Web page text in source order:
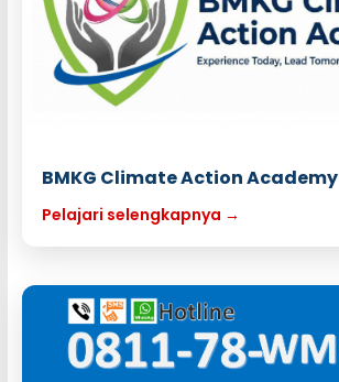
BMKG Climate Action Academy
Pelajari selengkapnya →